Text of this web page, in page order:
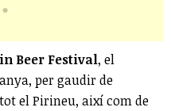
Beer Festival, el
per gaudir de
el Pirineu, així com de